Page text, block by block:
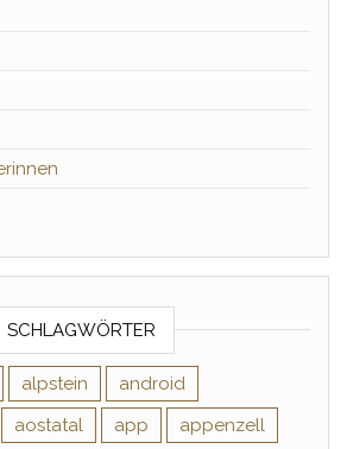
SCHLAGWÖRTER
alpstein
android
aostatal app
appenzell